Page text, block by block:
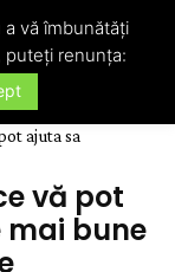
ajuta sa
vă pot
bune
vă îmbunătăți
puteți renunța: